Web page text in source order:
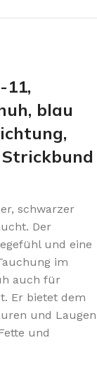
11,
blau
schwarzer
Der
und eine
im
auch für
Er bietet dem
und Laugen
und